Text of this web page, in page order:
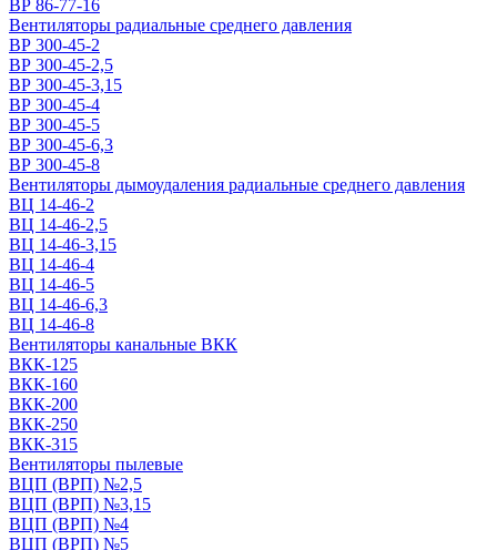
ВР 86-77-16
Вентиляторы радиальные среднего давления
ВР 300-45-2
ВР 300-45-2,5
ВР 300-45-3,15
ВР 300-45-4
ВР 300-45-5
ВР 300-45-6,3
ВР 300-45-8
Вентиляторы дымоудаления радиальные среднего давления
ВЦ 14-46-2
ВЦ 14-46-2,5
ВЦ 14-46-3,15
ВЦ 14-46-4
ВЦ 14-46-5
ВЦ 14-46-6,3
ВЦ 14-46-8
Вентиляторы канальные ВКК
ВКК-125
ВКК-160
ВКК-200
ВКК-250
ВКК-315
Вентиляторы пылевые
ВЦП (ВРП) №2,5
ВЦП (ВРП) №3,15
ВЦП (ВРП) №4
ВЦП (ВРП) №5